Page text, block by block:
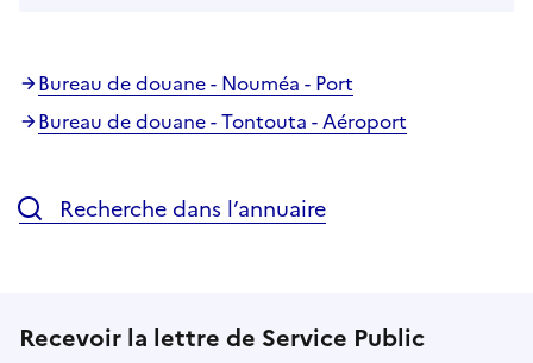
Bureau de douane - Nouméa - Port
Bureau de douane - Tontouta - Aéroport
Recherche dans l’annuaire
Recevoir la lettre de Service Public